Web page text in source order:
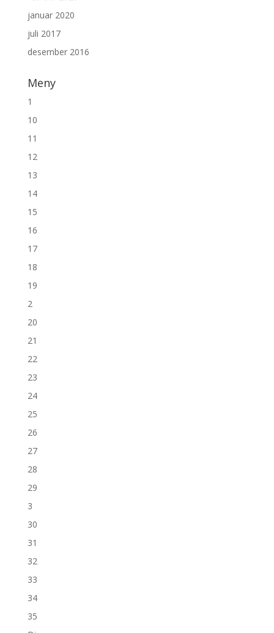
januar 2020
juli 2017
desember 2016
Meny
1
10
11
12
13
14
15
16
17
18
19
2
20
21
22
23
24
25
26
27
28
29
3
30
31
32
33
34
35